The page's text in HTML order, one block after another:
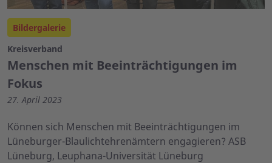
Bildergalerie
Kreisverband
Menschen mit Beeinträchtigungen im
Fokus
27. April 2023
Können sich Menschen mit Beeinträchtigungen im
Lüneburger-Blaulichtehrenämtern engagieren? ASB
Lüneburg, Leuphana-Universität Lüneburg